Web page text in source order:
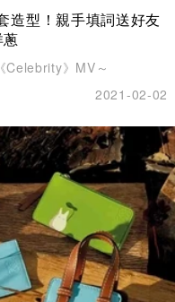
造型！親手填詞送好友
Celebrity》MV～
2021-02-02